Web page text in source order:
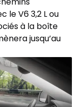
le V6 3,2 L ou
à la boîte
jusqu’au